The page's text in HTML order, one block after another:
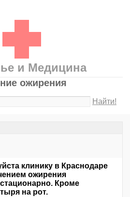
и Медицина
ожирения
Найти!
клинику в Краснодаре
ожирения
Кроме
на рот.